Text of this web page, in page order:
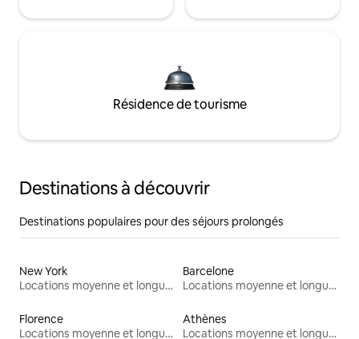
Résidence de tourisme
Destinations à découvrir
Destinations populaires pour des séjours prolongés
New York
Locations moyenne et longue durée
Barcelone
Locations moyenne et longue durée
Florence
Locations moyenne et longue durée
Athènes
Locations moyenne et longue durée